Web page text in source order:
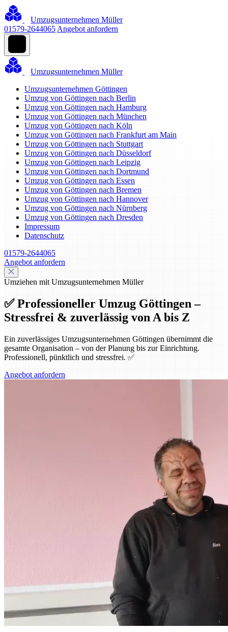
Umzugsunternehmen Müller
01579-2644065 Angebot anfordern
Umzugsunternehmen Müller
Umzugsunternehmen Göttingen
Umzug von Göttingen nach Berlin
Umzug von Göttingen nach Hamburg
Umzug von Göttingen nach München
Umzug von Göttingen nach Köln
Umzug von Göttingen nach Frankfurt am Main
Umzug von Göttingen nach Stuttgart
Umzug von Göttingen nach Düsseldorf
Umzug von Göttingen nach Leipzig
Umzug von Göttingen nach Dortmund
Umzug von Göttingen nach Essen
Umzug von Göttingen nach Bremen
Umzug von Göttingen nach Hannover
Umzug von Göttingen nach Nürnberg
Umzug von Göttingen nach Dresden
Impressum
Datenschutz
01579-2644065
Angebot anfordern
Umziehen mit Umzugsunternehmen Müller
✅ Professioneller Umzug Göttingen –
Stressfrei & zuverlässig von A bis Z
Ein zuverlässiges Umzugsunternehmen Göttingen übernimmt die
gesamte Organisation – von der Planung bis zur Einrichtung.
Professionell, pünktlich und stressfrei. ✅
Angebot anfordern